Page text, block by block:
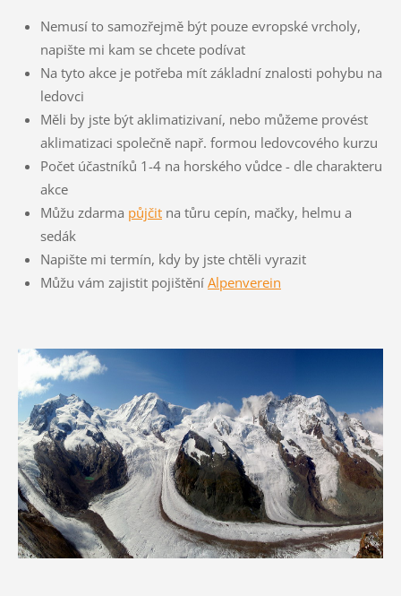
Nemusí to samozřejmě být pouze evropské vrcholy,
napište mi kam se chcete podívat
Na tyto akce je potřeba mít základní znalosti pohybu na
ledovci
Měli by jste být aklimatizivaní, nebo můžeme provést
aklimatizaci společně např. formou ledovcového kurzu
Počet účastníků 1-4 na horského vůdce - dle charakteru
akce
Můžu zdarma půjčitna tůru cepín, mačky, helmu a
sedák
Napište mi termín, kdy by jste chtěli vyrazit
Můžu vám zajistit pojištění Alpenverein